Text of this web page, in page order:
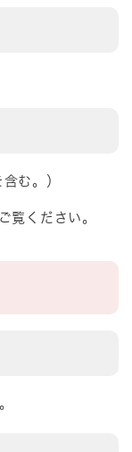
む。）
覧ください。